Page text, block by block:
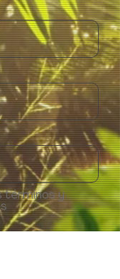
términos y